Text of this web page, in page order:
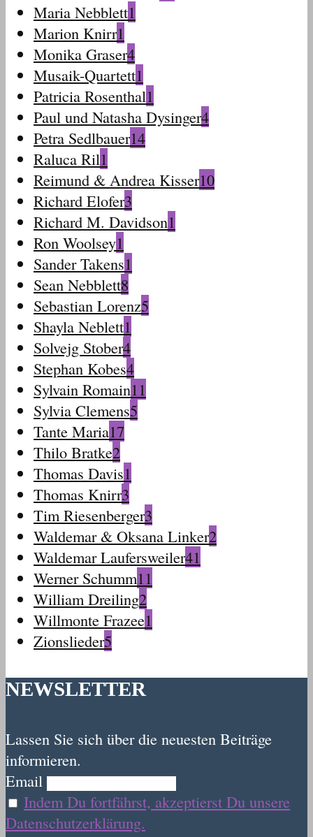
Maria Nebblett1
Marion Knirr1
Monika Graser4
Musaik-Quartett1
Patricia Rosenthal1
Paul und Natasha Dysinger4
Petra Sedlbauer14
Raluca Ril1
Reimund & Andrea Kisser10
Richard Elofer3
Richard M. Davidson1
Ron Woolsey1
Sander Takens1
Sean Nebblett8
Sebastian Lorenz5
Shayla Neblett1
Solvejg Stober4
Stephan Kobes4
Sylvain Romain11
Sylvia Clemens5
Tante Maria17
Thilo Bratke2
Thomas Davis1
Thomas Knirr3
Tim Riesenberger3
Waldemar & Oksana Linker2
Waldemar Laufersweiler41
Werner Schumm11
William Dreiling2
Willmonte Frazee1
Zionslieder5
NEWSLETTER
Lassen Sie sich über die neuesten Beiträge
informieren.
Email
Indem Du fortfährst, akzeptierst Du unsere
Datenschutzerklärung.